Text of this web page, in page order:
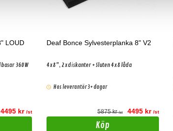
LOUD
360W
4495 kr /st
Deaf Bonce Sylvesterplanka 8" V2
4x8", 2xdiskanter + Sluten 4x8 låda
Hos leverantör 3+ dagar
5875 kr/st 4495 kr /st
Köp